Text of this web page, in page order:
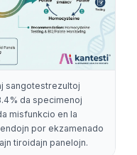
sangotestrezultoj
da specimenoj
misfunkcio en la
por ekzamenado
tiroidajn panelojn.